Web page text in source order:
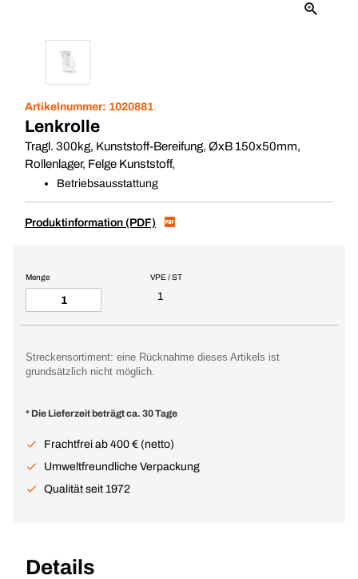
Artikelnummer: 1020881
Lenkrolle
Tragl. 300kg, Kunststoff-Bereifung, ØxB 150x50mm,
Rollenlager, Felge Kunststoff,
Betriebsausstattung
Produktinformation (PDF)
VPE / ST
1
Menge
Streckensortiment: eine Rücknahme dieses Artikels ist
grundsätzlich nicht möglich.
* Die Lieferzeit beträgt ca. 30 Tage
Frachtfrei ab 400 € (netto)
Umweltfreundliche Verpackung
Qualität seit 1972
Details